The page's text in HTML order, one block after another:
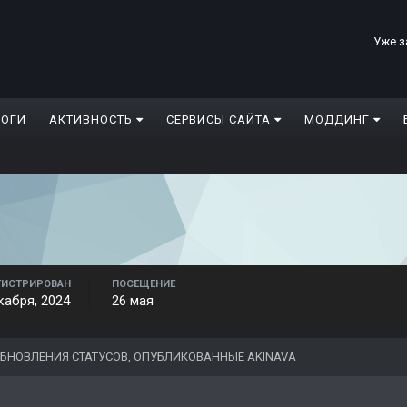
Уже
АКТИВНОСТЬ СЕРВИСЫ САЙТА МОДДИНГ
2024
ПОСЕЩЕНИЕ
26 мая
СТАТУСОВ, ОПУБЛИКОВАННЫЕ AKINAVA